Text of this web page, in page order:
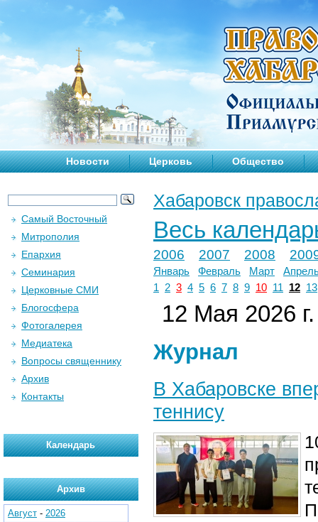
Новости Церковь Общество
Хабаровск
Весь
2006 2007 2008
Январь Февраль Март
1
2 3 4 5 6 7 8 9 10 11 12 13
12 Мая 2026 г.
Журнал
В Хабаровске
теннису
Самый Восточный
Митрополия
Епархия
Семинария
Церковные СМИ
Блогосфера
Фотогалерея
Медиатека
Вопросы священнику
Архив
Контакты
Календарь
Архив
Август - 2026